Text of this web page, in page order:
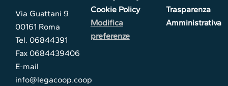
Via Guattani 9
00161 Roma
Tel. 06844391
Fax 0684439406
E-mail
info@legacoop.coop
Cookie Policy
Modifica
preferenze
Trasparenza
Amministrativa